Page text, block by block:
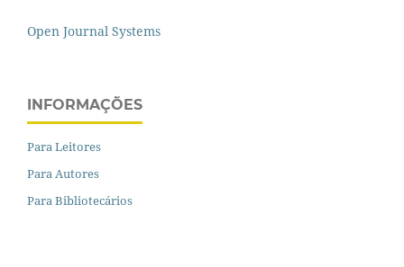
Open Journal Systems
INFORMAÇÕES
Para Leitores
Para Autores
Para Bibliotecários